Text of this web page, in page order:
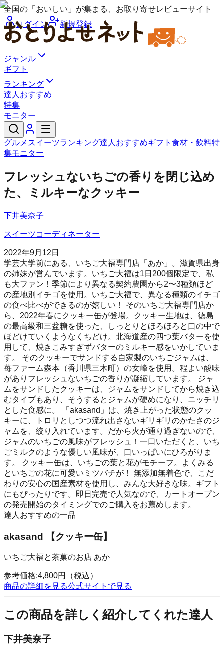
全国の「おいしい」が集まる、お取り寄せレビューサイト
ログイン
新規登録
ジャンル
ギフト
ランキング
達人おすすめ
特集
モニター
グルメ スイーツランキング達人おすすめギフト 食材・飲料特
集モニター
フレッシュないちごの香りを閉じ込め
た、ミルキーなクッキー
下井美奈子
スイーツコーディネーター
2022年9月12日
学芸大学前にある、いちご大福専門店「あか」。滋賀県出身
の姉妹が営んでいます。いちご大福は1日200個限定で、私
も大ファン！季節により異なる契約農園から2〜3種類ほど
の産地別イチゴを使用。いちご大福で、異なる種類のイチゴ
の食べ比べができるのが嬉しい！ そのいちご大福専門店か
ら、2022年春にクッキー缶が登場。クッキー生地は、徳島
の最高級和三盆糖を使った、しっとりとほろほろと口の中で
ほどけていくようなくちどけ。北海道産の四つ葉バターを使
用して、焼きこみすぎずバターのミルキー感をいかしていま
す。 そのクッキーでサンドする自家製のいちごジャムは、
苺ファーム森本（香川県三木町）の女峰を使用。程よい酸味
がありフレッシュないちごの香りが凝縮しています。 ジャ
ムをサンドしたクッキーは、ジャムをサンドしてから焼き込
むタイプもあり、そうするとジャムが硬めになり、ニッチリ
とした食感に。 「akasand」は、焼き上がった状態のクッ
キーに、トロリとしつつ流れ出さないギリギリのかたさのジ
ャムを、絞り入れています。だから火が通り過ぎないので、
ジャムのいちごの風味がフレッシュ！一口いただくと、いち
ごミルクのような優しい風味が、口いっぱいにひろがりま
す。 クッキー缶は、いちごの葉と花がモチーフ。よくみる
といちごの花に可愛いミツバチが！ 無添加無着色で、こだ
わりの安心の国産素材を使用し、みんな大好きな味。ギフト
にもぴったりです。即日完売で人気なので、カートオープン
の発売開始のタイミングでのご購入をお薦めします。
達人おすすめの一品
akasand 【クッキー缶】
いちご大福と茶菓のお店 あか
参考価格:4,800円
（税込）
商品の詳細を見る公式サイトで見る
この商品を詳しく紹介してくれた達人
下井美奈子